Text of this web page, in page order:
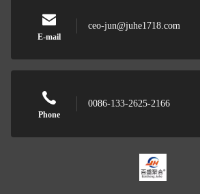
E-mail
ceo-jun@juhe1718.com
Phone
0086-133-2625-2166